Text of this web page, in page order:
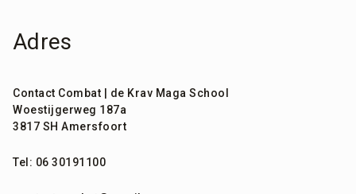
Adres
Contact Combat | de Krav Maga School
Woestijgerweg 187a
3817 SH Amersfoort
Tel: 06 30191100